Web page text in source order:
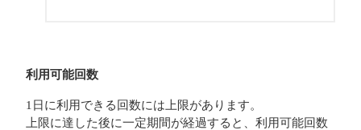
利用可能回数
1日に利用できる回数には上限があります。
上限に達した後に一定期間が経過すると、利用可能回数